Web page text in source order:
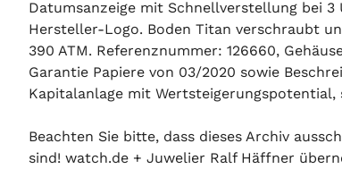
Datumsanzeige mit Schnellverstellung bei
Hersteller-Logo. Boden Titan verschraubt
390 ATM. Referenznummer: 126660,
Garantie Papiere von 03/2020 sowie
Kapitalanlage mit
Beachten Sie bitte, dass dieses Archiv
sind! watch.de + Juwelier Ralf Häffner